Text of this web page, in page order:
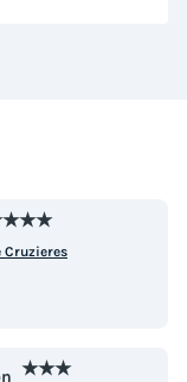
Cruzieres
★★★